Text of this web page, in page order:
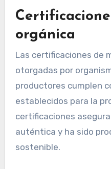
orgánica
Las certificaciones de
otorgadas por
productores cumplen
establecidos para la
certificaciones
auténtica y ha sido
sostenible.